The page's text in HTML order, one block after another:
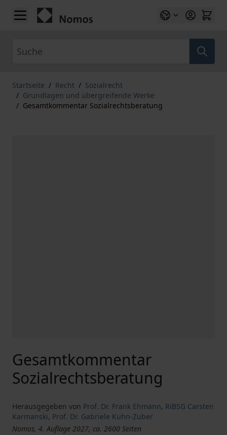
Zum Inhalt springen
Startseite / Recht / Sozialrecht
/ Grundlagen und übergreifende Werke
/ Gesamtkommentar Sozialrechtsberatung
Gesamtkommentar
Sozialrechtsberatung
Herausgegeben von Prof. Dr. Frank Ehmann, RiBSG Carsten
Karmanski, Prof. Dr. Gabriele Kuhn-Zuber
Nomos, 4. Auflage 2027, ca. 2600 Seiten